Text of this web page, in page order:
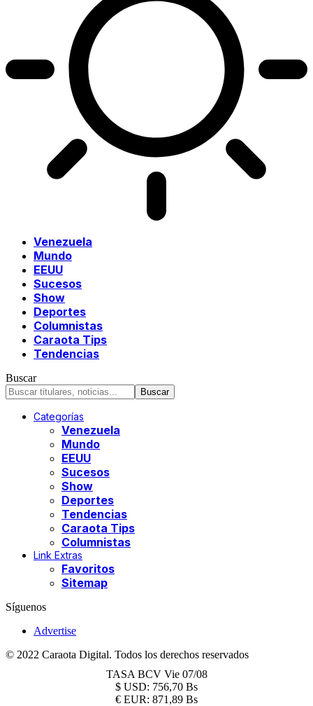
Venezuela
Mundo
EEUU
Sucesos
Show
Deportes
Columnistas
Caraota Tips
Tendencias
Buscar
Categorías
Venezuela
Mundo
EEUU
Sucesos
Show
Deportes
Tendencias
Caraota Tips
Columnistas
Link Extras
Favoritos
Sitemap
Síguenos
Advertise
© 2022 Caraota Digital. Todos los derechos reservados
TASA BCV Vie 07/08
$ USD: 756,70 Bs
€ EUR: 871,89 Bs